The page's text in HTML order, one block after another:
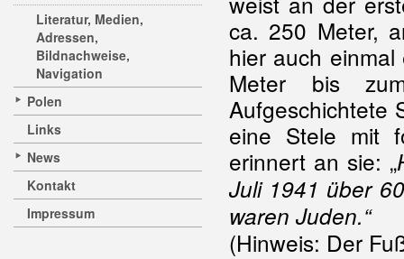
Literatur, Medien,
Adressen,
Bildnachweise,
Navigation
Polen
Links
News
Kontakt
Impressum
ca. 250 Meter,
hier auch
Meter bis
Aufgeschichtete
eine Stele mit
erinnert an sie: „
Juli 1941 über
waren Juden.“
(Hinweis: Der